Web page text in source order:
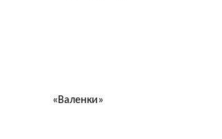
«Валенки»